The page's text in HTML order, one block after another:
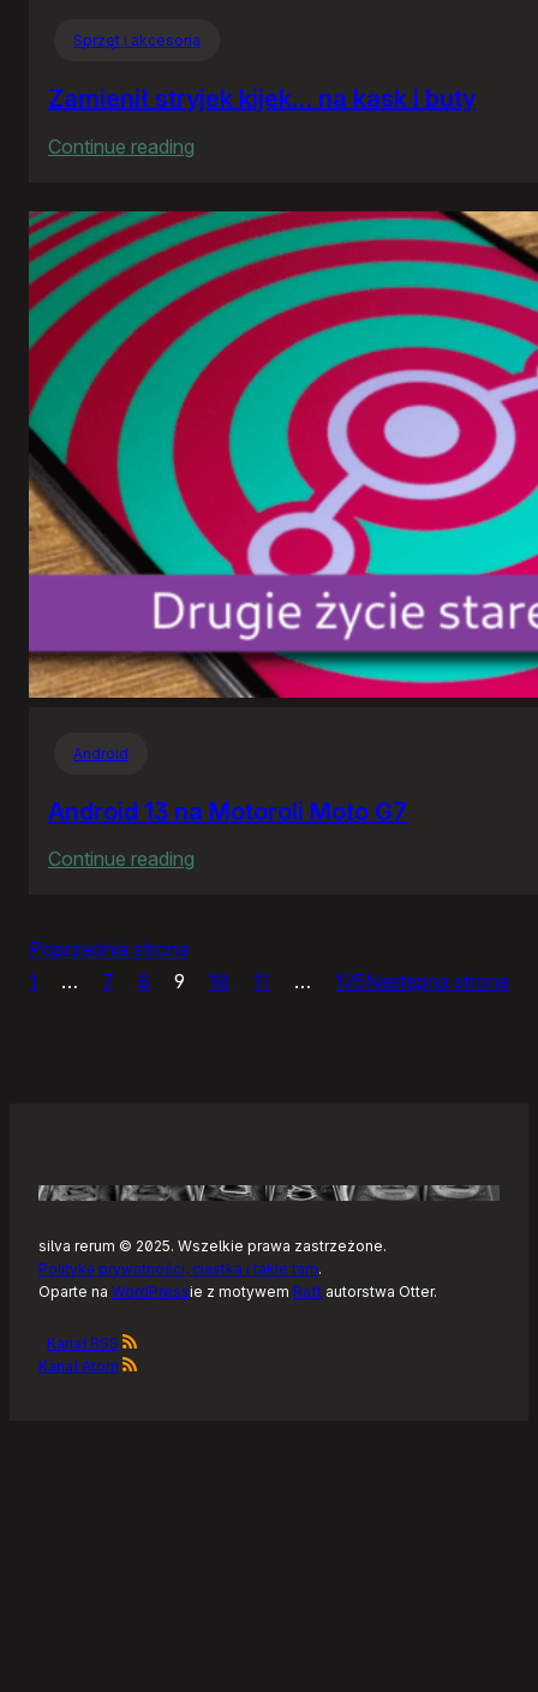
Sprzęt i akcesoria
Zamienił stryjek kijek… na kask i buty
Continue reading
stryjek
kijek…
na
kask
buty
Android
Android 13 na Motoroli Moto G7
Continue reading
Motoroli
Poprzednia strona
1
… 7 8 9 10 11 … 125Następna strona
silva rerum © 2025. Wszelkie prawa zastrzeżone.
Polityka prywatności, ciastka i takie tam.
Oparte na WordPressie z motywem Raft autorstwa Otter.
Kanał RSS
Kanał Atom